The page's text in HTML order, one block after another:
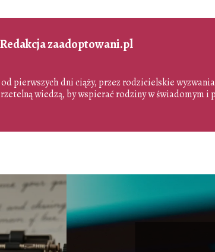
Redakcja zaadoptowani.pl
pierwszych dni ciąży, przez rodzicielskie
wiedzą, by wspierać rodziny w świadomym i